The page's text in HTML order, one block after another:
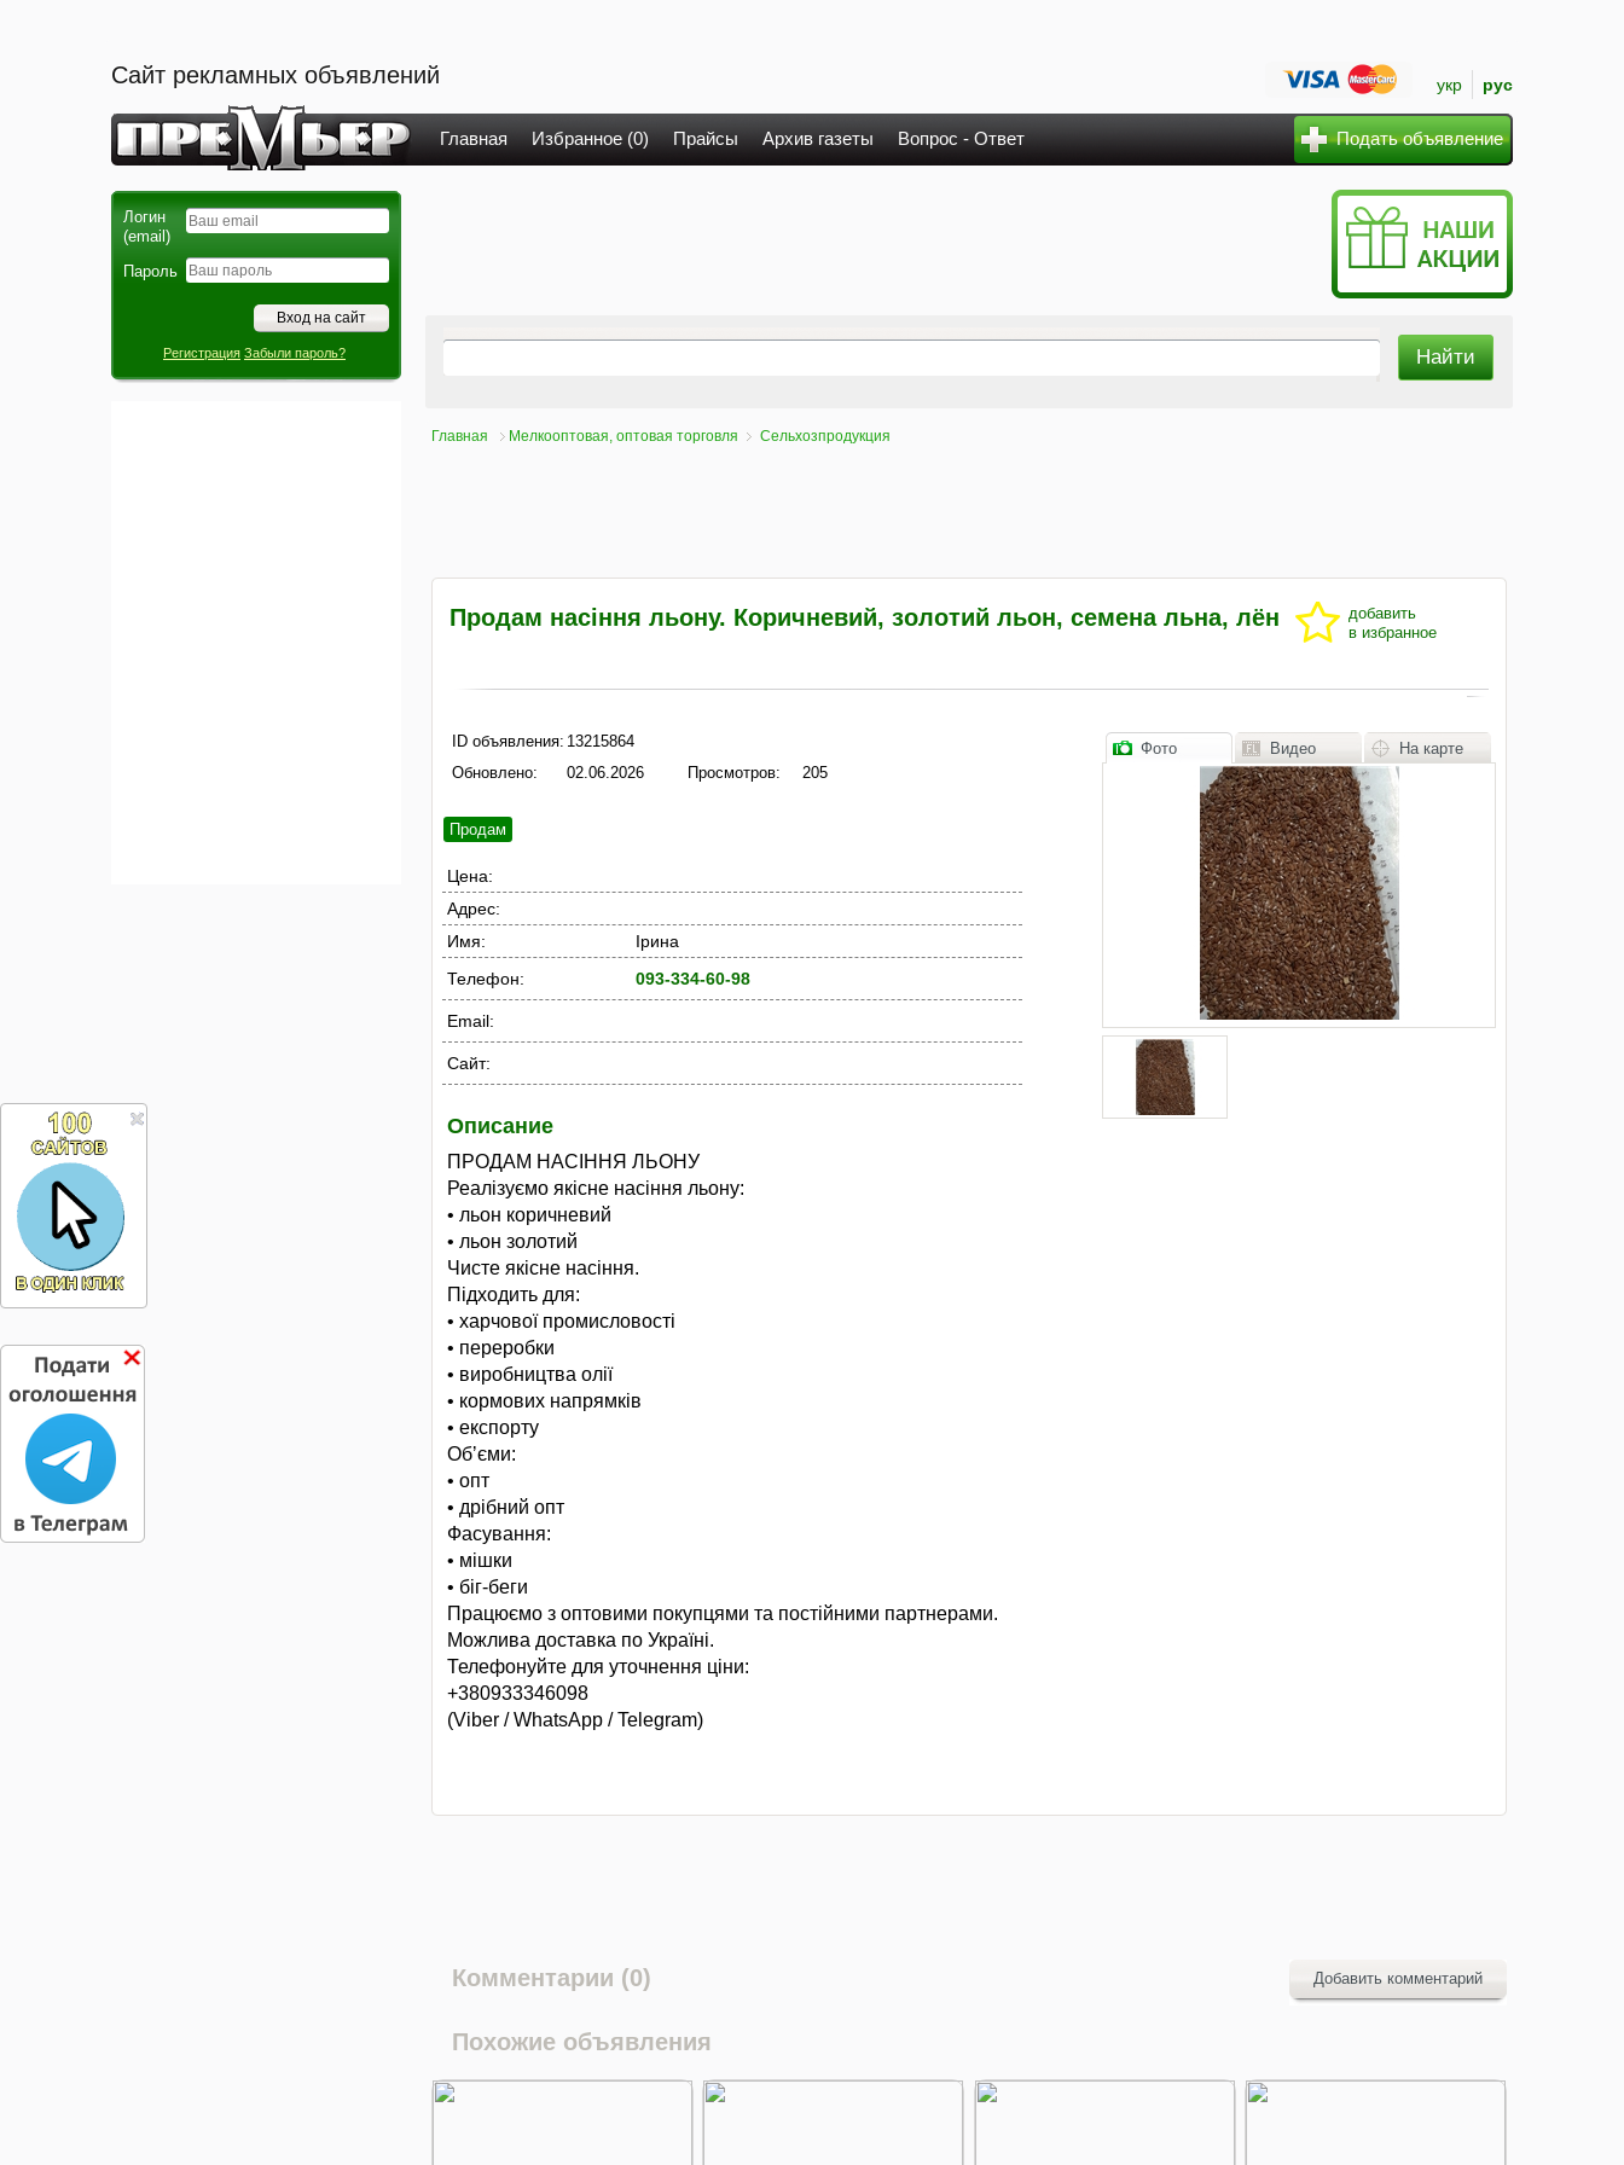
Сайт рекламных объявлений укр рус
Главная Избранное (0) Прайсы Архив газеты Вопрос - Ответ Подать объявление
Логин
(email)
Пароль
Регистрация Забыли пароль?
Главная Мелкооптовая, оптовая торговля Сельхозпродукция
Продам насіння льону. Коричневий, золотий льон, семена льна, лён
добавить
в избранное
ID объявления: 13215864
Обновлено:
02.06.2026 Просмотров: 205
Продам
Цена:
Адрес:
Имя:
Ірина
Телефон:
093-334-60-98
Email:
Сайт:
Описание
ПРОДАМ НАСІННЯ ЛЬОНУ
Реалізуємо якісне насіння льону:
• льон коричневий
• льон золотий
Чисте якісне насіння.
Підходить для:
• харчової промисловості
• переробки
• виробництва олії
• кормових напрямків
• експорту
Обʼєми:
• опт
• дрібний опт
Фасування:
• мішки
• біг-беги
Працюємо з оптовими покупцями та постійними партнерами.
Можлива доставка по Україні.
Телефонуйте для уточнення ціни:
+380933346098
(Viber / WhatsApp / Telegram)
Фото Видео На карте
Комментарии (0) Добавить комментарий
Похожие объявления